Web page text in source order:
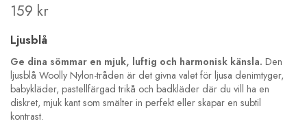
159 kr
Ljusblå
Ge dina sömmar en mjuk, luftig och harmonisk känsla. Den
ljusblå Woolly Nylon-tråden är det givna valet för ljusa denimtyger,
babykläder, pastellfärgad trikå och badkläder där du vill ha en
diskret, mjuk kant som smälter in perfekt eller skapar en subtil
kontrast.